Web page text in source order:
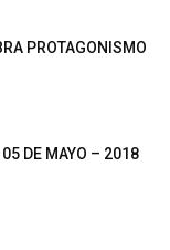
PROTAGONISMO
DE MAYO – 2018